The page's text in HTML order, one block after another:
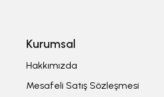
Kurumsal
Hakkımızda
Mesafeli Satış Sözleşmesi